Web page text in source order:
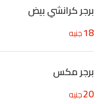
برجر كرانشي بيض
18جنيه
برجر مكس
20جنيه